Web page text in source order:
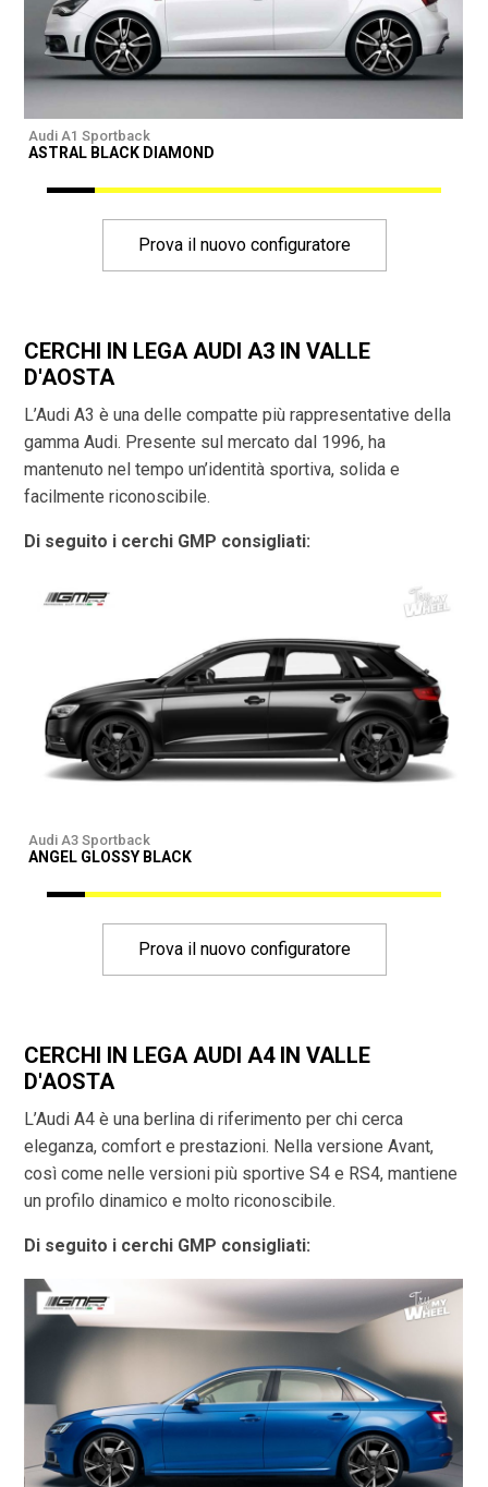
Audi A1 Sportback
ASTRAL BLACK DIAMOND
Prova il nuovo configuratore
CERCHI IN LEGA AUDI A3 IN VALLE
D'AOSTA
L’Audi A3 è una delle compatte più rappresentative della
gamma Audi. Presente sul mercato dal 1996, ha
mantenuto nel tempo un’identità sportiva, solida e
facilmente riconoscibile.
Di seguito i cerchi GMP consigliati:
Audi A3 Sportback
ANGEL GLOSSY BLACK
Prova il nuovo configuratore
CERCHI IN LEGA AUDI A4 IN VALLE
D'AOSTA
L’Audi A4 è una berlina di riferimento per chi cerca
eleganza, comfort e prestazioni. Nella versione Avant,
così come nelle versioni più sportive S4 e RS4, mantiene
un profilo dinamico e molto riconoscibile.
Di seguito i cerchi GMP consigliati: